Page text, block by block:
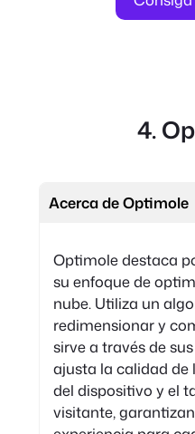
4.
Acerca de Optimole
Optimole destaca
su enfoque de
nube. Utiliza un
redimensionar y
sirve a través de sus
ajusta la calidad de
del dispositivo y el
visitante,